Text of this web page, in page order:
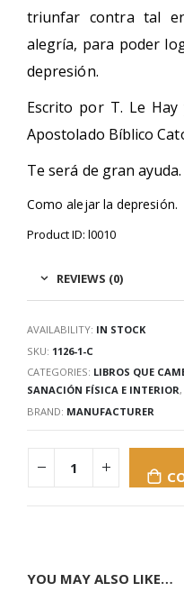
triunfar contra tal
alegría, para poder
depresión.
Escrito por T. Le Hay
Apostolado Bíblico
Te será de gran ayuda.
Como alejar la depresión.
Product ID: l0010
REVIEWS (0)
AVAILABILITY: IN STOCK
SKU: 1126-1-C
CATEGORIES: LIBROS QUE
SANACIÓN FÍSICA E INTERIOR,
BRAND: MANUFACTURER
YOU MAY ALSO LIKE…